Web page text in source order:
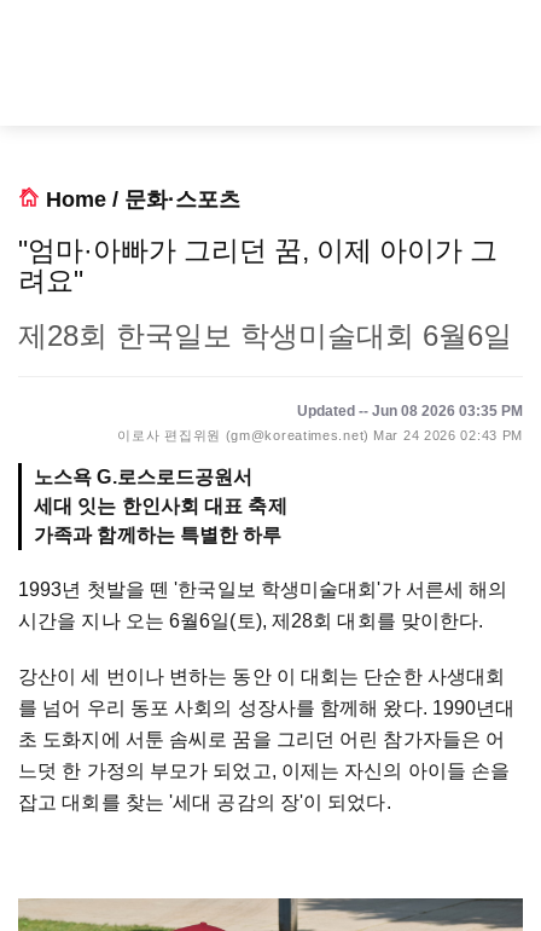
Home / 문화·스포츠
"엄마·아빠가 그리던 꿈, 이제 아이가 그
려요"
제28회 한국일보 학생미술대회 6월6일
Updated -- Jun 08 2026 03:35 PM
이로사 편집위원 (gm@koreatimes.net) Mar 24 2026 02:43 PM
노스욕 G.로스로드공원서
세대 잇는 한인사회 대표 축제
1993년 첫발을 뗀 '한국일보 학생미술대회'가 서른세 해의
시간을 지나 오는 6월6일(토), 제28회 대회를 맞이한다.
강산이 세 번이나 변하는 동안 이 대회는 단순한 사생대회
를 넘어 우리 동포 사회의 성장사를 함께해 왔다. 1990년대
초 도화지에 서툰 솜씨로 꿈을 그리던 어린 참가자들은 어
느덧 한 가정의 부모가 되었고, 이제는 자신의 아이들 손을
잡고 대회를 찾는 '세대 공감의 장'이 되었다.